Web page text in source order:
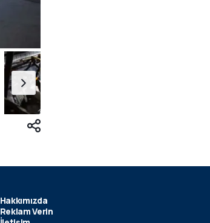
Hakkımızda
Reklam Verin